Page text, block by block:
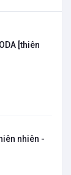
[thiên
nhiên -